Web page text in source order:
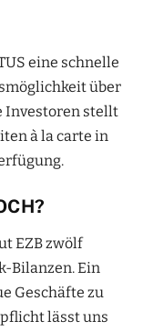
eine schnelle
über
Investoren stellt
à la carte in
EZB zwölf
Bilanzen. Ein
Geschäfte zu
lässt uns